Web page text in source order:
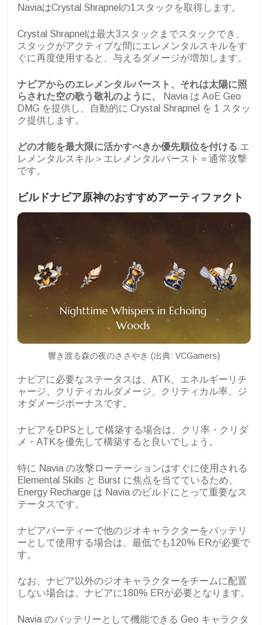
NaviaはCrystal Shrapnelの1スタックを取得します。
Crystal Shrapnelは最大3スタックまでスタックでき、
スタックがアクティブな間にエレメンタルスキルをす
ぐに再度使用すると、与えるダメージが増加します。
ナビアからのエレメンタルバースト、それは太陽に照
らされた空の歌う敬礼のように、
Navia は AoE Geo
DMG を提供し、自動的に Crystal Shrapnel を 1 スタッ
ク提供します。
どの才能を最大限に活かすべきか優先順位を付ける エ
レメンタルスキル＞エレメンタルバースト＝通常攻撃
です。
ビルドナビア原神のおすすめアーティファクト
響き渡る森の夜のささやき (出典: VCGamers)
ナビアに必要なステータスは、ATK、エネルギーリチ
ャージ、クリティカルダメージ、クリティカル率、ジ
オダメージボーナスです。
ナビアをDPSとして構築する場合は、クリ率・クリダ
メ・ATKを優先して構築すると良いでしょう。
特に Navia の攻撃ローテーションはすぐに使用される
Elemental Skills と Burst に焦点を当てているため、
Energy Recharge は Navia のビルドにとって重要なス
テータスです。
ナビアパーティーで他のジオキャラクターをバッテリ
ーとして使用する場合は、最低でも120% ERが必要で
す。
なお、ナビア以外のジオキャラクターをチームに配置
しない場合は、ナビアに180% ERが必要となります。
Navia のバッテリーとして機能できる Geo キャラクタ